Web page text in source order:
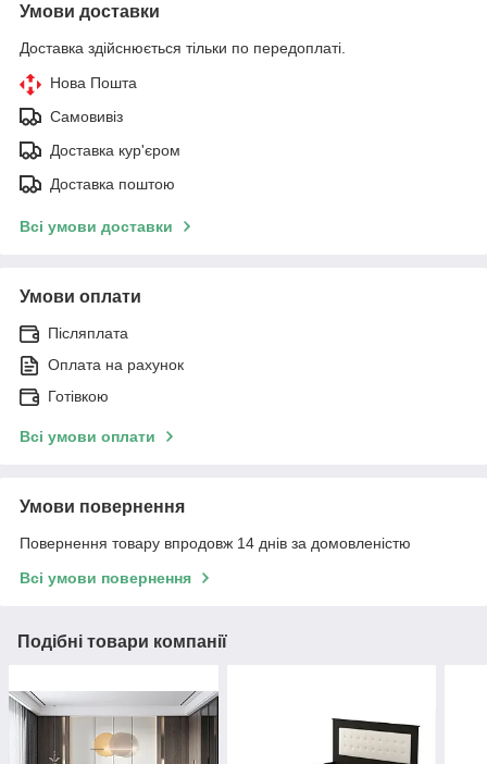
Умови доставки
Доставка здійснюється тільки по передоплаті.
Нова Пошта
Самовивіз
Доставка кур'єром
Доставка поштою
Всі умови доставки
Умови оплати
Післяплата
Оплата на рахунок
Готівкою
Всі умови оплати
Умови повернення
Повернення товару впродовж 14 днів за домовленістю
Всі умови повернення
Подібні товари компанії